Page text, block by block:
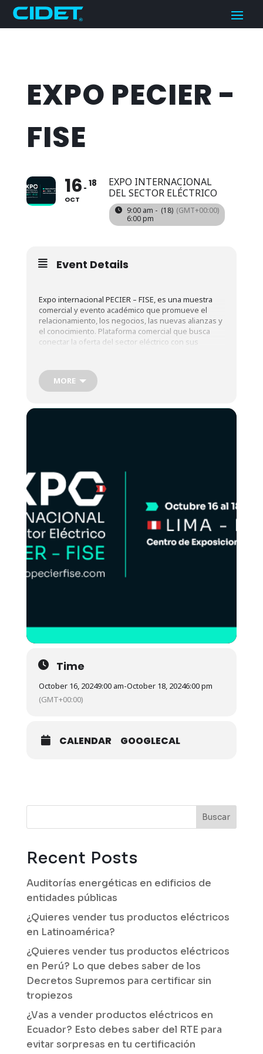
EXPO PECIER -
FISE
16
OCT
18
EXPO INTERNACIONAL
DEL SECTOR ELÉCTRICO
9:00 am -
6:00 pm
(18) (GMT+00:00)
Event Details
Expo internacional PECIER – FISE, es una muestra
comercial y evento académico que promueve el
relacionamiento, los negocios, las nuevas alianzas y
el conocimiento. Plataforma comercial que busca
conectar la oferta del sector eléctrico con sus
Más información
MORE
Time
October 16, 20249:00 am-October 18, 20246:00 pm
(GMT+00:00)
CALENDAR GOOGLECAL
Buscar
Recent Posts
Auditorías energéticas en edificios de
entidades públicas
¿Quieres vender tus productos eléctricos
en Latinoamérica?
¿Quieres vender tus productos eléctricos
en Perú? Lo que debes saber de los
Decretos Supremos para certificar sin
tropiezos
¿Vas a vender productos eléctricos en
Ecuador? Esto debes saber del RTE para
evitar sorpresas en tu certificación